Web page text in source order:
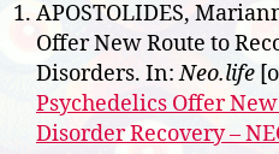
APOSTOLIDES,
Offer New Route to
Disorders. In:Neo.life
Psychedelics Offer
Disorder Recovery –